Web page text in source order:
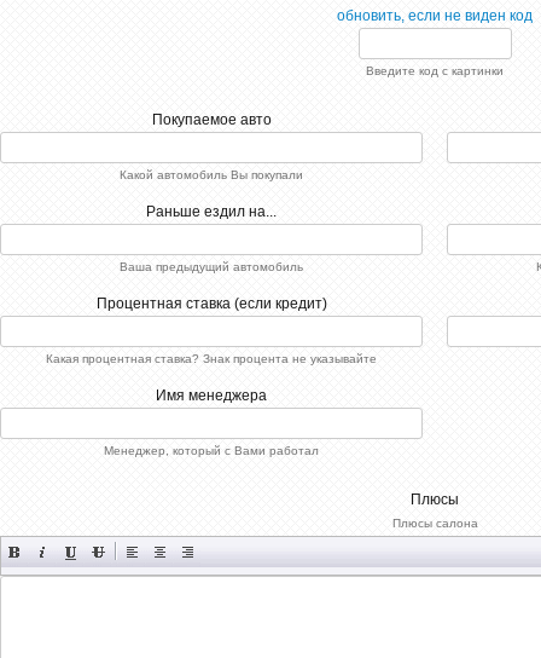
обновить, если не виден код
Введите код с картинки
Покупаемое авто
Какой автомобиль Вы покупали
Раньше ездил на...
Ваша предыдущий автомобиль
Процентная ставка (если кредит)
Какая процентная ставка? Знак процента не указывайте
Имя менеджера
Менеджер, который с Вами работал
Плюсы
Плюсы салона